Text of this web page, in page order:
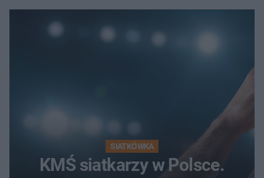
SIATKÓWKA
KMŚ siatkarzy w Polsce.